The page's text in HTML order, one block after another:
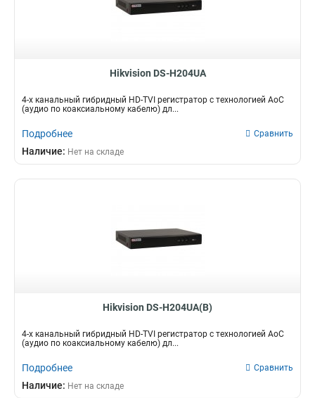
Hikvision DS-H204UA
4-х канальный гибридный HD-TVI регистратор c технологией AoC
(аудио по коаксиальному кабелю) дл...
Подробнее Сравнить
Наличие: Нет на складе
Hikvision DS-H204UA(B)
4-х канальный гибридный HD-TVI регистратор c технологией AoC
(аудио по коаксиальному кабелю) дл...
Подробнее Сравнить
Наличие: Нет на складе